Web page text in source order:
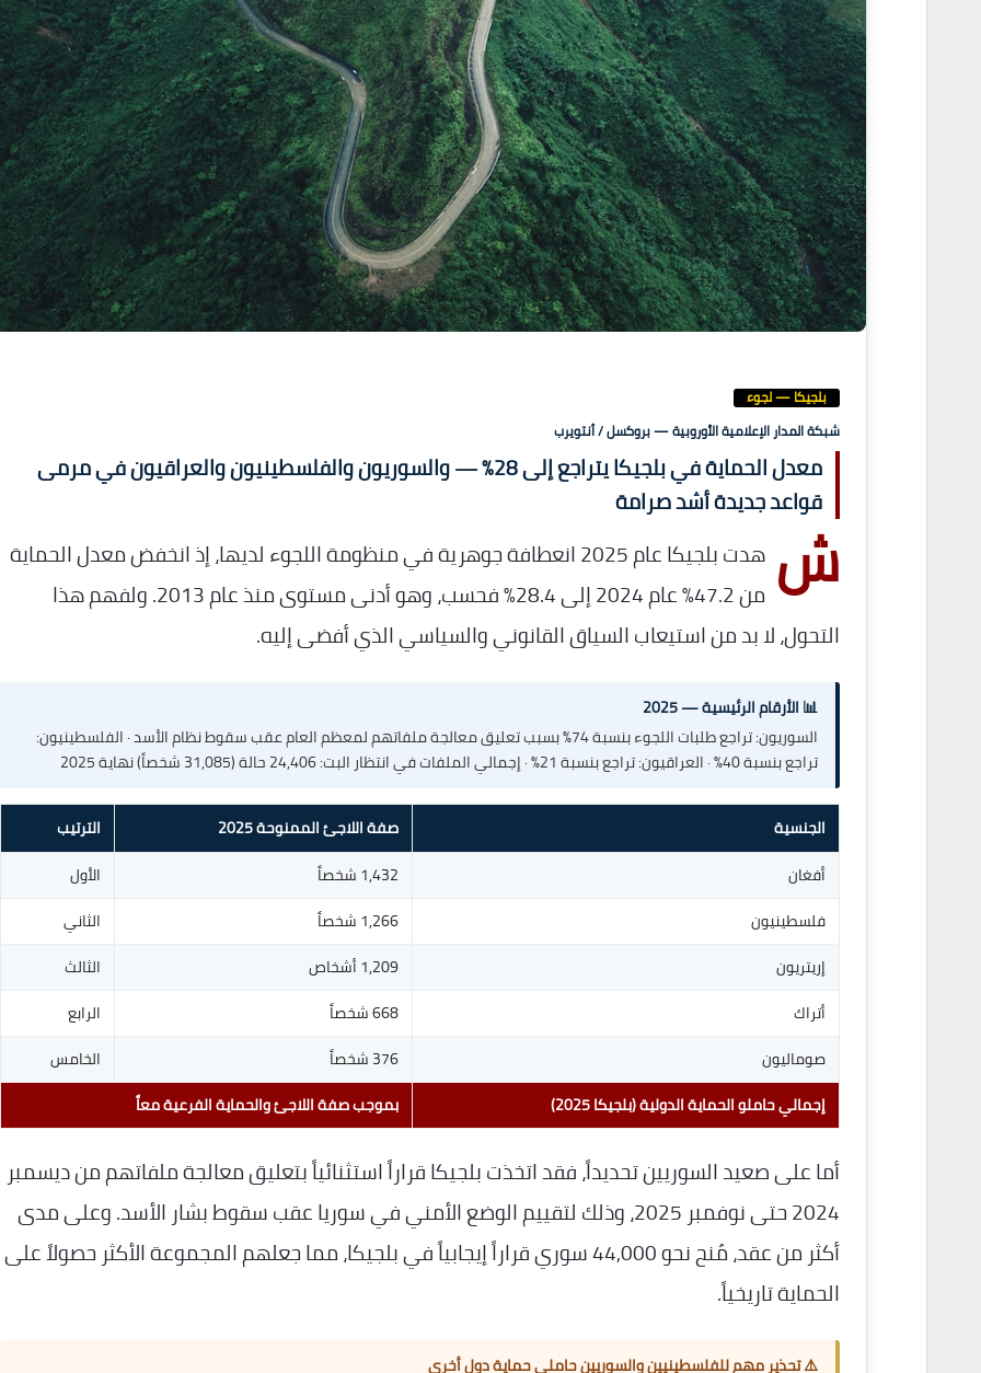
بلجيكا — لجوء
شبكة المدار الإعلامية الأوروبية — بروكسل / أنتويرب
معدل الحماية في بلجيكا يتراجع إلى 28% — والسوريون والفلسطينيون والعراقيون في مرمى
قواعد جديدة أشد صرامة
ش
هدت بلجيكا عام 2025 انعطافة جوهرية في منظومة اللجوء لديها، إذ انخفض معدل الحماية
من 47.2% عام 2024 إلى 28.4% فحسب، وهو أدنى مستوى منذ عام 2013. ولفهم هذا
التحول، لا بد من استيعاب السياق القانوني والسياسي الذي أفضى إليه.
📊 الأرقام الرئيسية — 2025
السوريون: تراجع طلبات اللجوء بنسبة 74% بسبب تعليق معالجة ملفاتهم لمعظم العام عقب سقوط نظام الأسد · الفلسطينيون:
تراجع بنسبة 40% · العراقيون: تراجع بنسبة 21% · إجمالي الملفات في انتظار البت: 24,406 حالة (31,085 شخصاً) نهاية 2025
الجنسية صفة اللاجئ الممنوحة 2025
الترتيب
أفغان
1,432 شخصاً
الأول
فلسطينيون
1,266 شخصاً
الثاني
إريتريون
1,209 أشخاص
الثالث
أتراك
668 شخصاً
الرابع
صوماليون
376 شخصاً
الخامس
إجمالي حاملو الحماية الدولية (بلجيكا 2025)
بموجب صفة اللاجئ والحماية الفرعية معاً
أما على صعيد السوريين تحديداً، فقد اتخذت بلجيكا قراراً استثنائياً بتعليق معالجة ملفاتهم من ديسمبر
2024 حتى نوفمبر 2025، وذلك لتقييم الوضع الأمني في سوريا عقب سقوط بشار الأسد. وعلى مدى
أكثر من عقد، مُنح نحو 44,000 سوري قراراً إيجابياً في بلجيكا، مما جعلهم المجموعة الأكثر حصولاً على
الحماية تاريخياً.
⚠️ تحذير مهم للفلسطينيين والسوريين حاملي حماية دول أخرى